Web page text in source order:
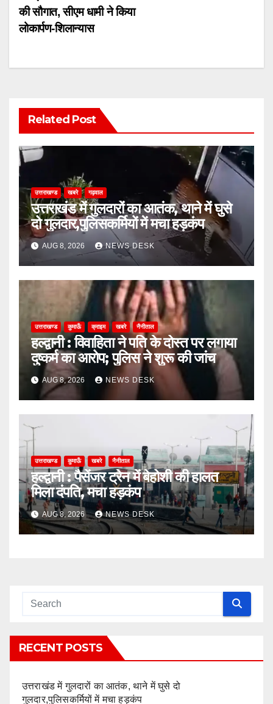
navigation
की सौगात, सीएम धामी ने किया
लोकार्पण-शिलान्यास
Related Post
उत्तराखण्ड खबरे गढ़वाल
उत्तराखंड में गुलदारों का आतंक, थाने में घुसे
दो गुलदार,पुलिसकर्मियों में मचा हड़कंप
AUG 8, 2026 NEWS DESK
उत्तराखण्ड कुमाऊँ क्राइम खबरे नैनीताल
हल्द्वानी : विवाहिता ने पति के दोस्त पर लगाया
दुष्कर्म का आरोप; पुलिस ने शुरू की जांच
AUG 8, 2026 NEWS DESK
उत्तराखण्ड कुमाऊँ खबरे नैनीताल
हल्द्वानी : पैसेंजर ट्रेन में बेहोशी की हालत
मिला दंपति, मचा हड़कंप
AUG 8, 2026 NEWS DESK
RECENT POSTS
उत्तराखंड में गुलदारों का आतंक, थाने में घुसे दो
गुलदार,पुलिसकर्मियों में मचा हड़कंप